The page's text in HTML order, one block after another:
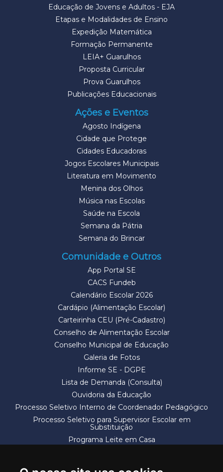
Educação de Jovens e Adultos - EJA
Etapas e Modalidades de Ensino
Expedição Matemática
Formação Permanente
LEIA+ Guarulhos
Proposta Curricular
Prova Guarulhos
Publicações Educacionais
Ações e Eventos
Agosto Indígena
Cidade que Protege
Cidades Educadoras
Jogos Escolares Municipais
Literatura em Movimento
Menina dos Olhos
Música nas Escolas
Saúde na Escola
Semana da Pátria
Semana do Brincar
Comunidade e Outros
App Portal SE
CACS Fundeb
Calendário Escolar 2026
Cardápio (Alimentação Escolar)
Carteirinha CEU (Pré-Cadastro)
Conselho de Alimentação Escolar
Conselho Municipal de Educação
Galeria de Fotos
Informe SE - DGPE
Lista de Demanda (Consulta)
Ouvidoria da Educação
Processo Seletivo Interno de Coordenador Pedagógico
Processo Seletivo para Supervisor Escolar em
Substituição
Programa Leite em Casa